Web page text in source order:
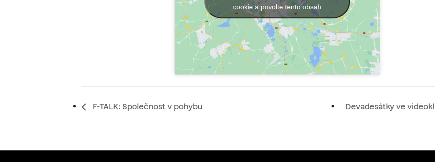
cookie a povolte tento obsah
F-TALK: Společnost v pohybu Devadesátky ve